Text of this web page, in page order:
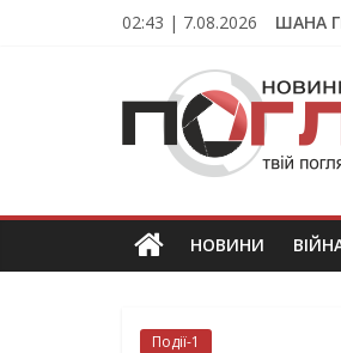
02:43 | 7.08.2026 ШАНА
Новини
Тернополя.
новини
та
НОВИНИ
Події-1